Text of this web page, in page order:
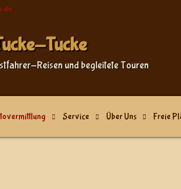
Tucke
Reisen und begleitete Touren
Service Über Uns Freie